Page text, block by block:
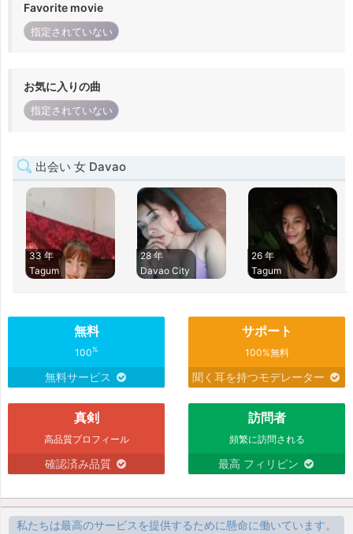
Favorite movie
指定されていない
お気に入りの曲
指定されていない
出会い 女 Davao
33 年
Tagum
28 年
Davao City
26 年
Tagum
無料
100%
無料サービス
サポート
100%無料
聞く耳を持つモデレーター
真剣
高品質プロフィール
確認済み品質
訪問者
頻繁に訪問される
最高 フィリピン
私たちは最高のサービスを提供するために懸命に働いています。